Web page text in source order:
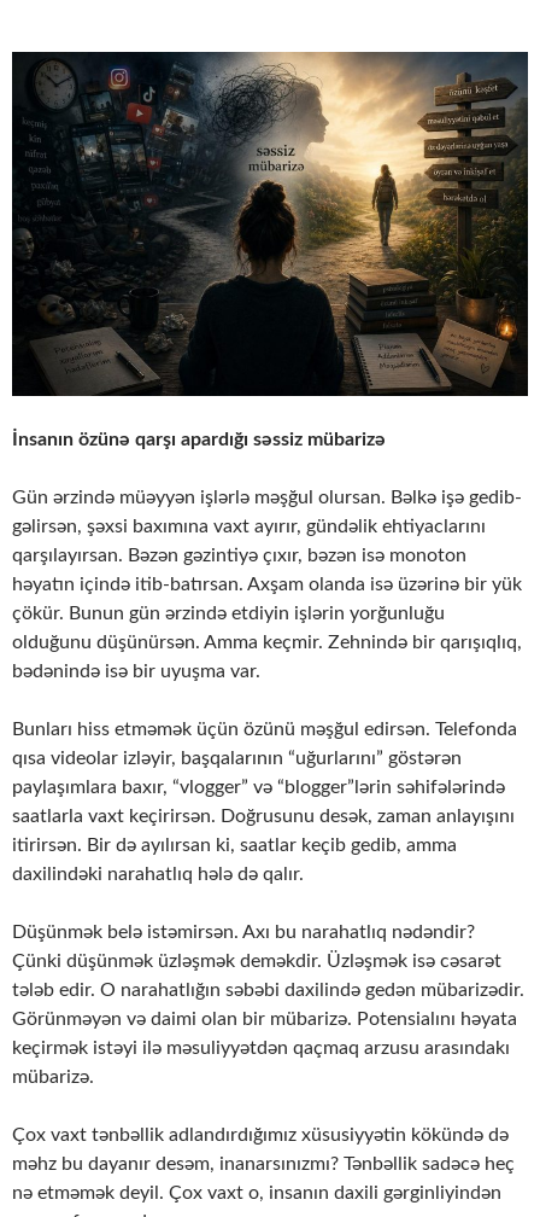
İnsanın özünə qarşı apardığı səssiz mübarizə
Gün ərzində müəyyən işlərlə məşğul olursan. Bəlkə işə gedib-
gəlirsən, şəxsi baxımına vaxt ayırır, gündəlik ehtiyaclarını
qarşılayırsan. Bəzən gəzintiyə çıxır, bəzən isə monoton
həyatın içində itib-batırsan. Axşam olanda isə üzərinə bir yük
çökür. Bunun gün ərzində etdiyin işlərin yorğunluğu
olduğunu düşünürsən. Amma keçmir. Zehnində bir qarışıqlıq,
bədənində isə bir uyuşma var.
Bunları hiss etməmək üçün özünü məşğul edirsən. Telefonda
qısa videolar izləyir, başqalarının “uğurlarını” göstərən
paylaşımlara baxır, “vlogger” və “blogger”lərin səhifələrində
saatlarla vaxt keçirirsən. Doğrusunu desək, zaman anlayışını
itirirsən. Bir də ayılırsan ki, saatlar keçib gedib, amma
daxilindəki narahatlıq hələ də qalır.
Düşünmək belə istəmirsən. Axı bu narahatlıq nədəndir?
Çünki düşünmək üzləşmək deməkdir. Üzləşmək isə cəsarət
tələb edir. O narahatlığın səbəbi daxilində gedən mübarizədir.
Görünməyən və daimi olan bir mübarizə. Potensialını həyata
keçirmək istəyi ilə məsuliyyətdən qaçmaq arzusu arasındakı
mübarizə.
Çox vaxt tənbəllik adlandırdığımız xüsusiyyətin kökündə də
məhz bu dayanır desəm, inanarsınızmı? Tənbəllik sadəcə heç
nə etməmək deyil. Çox vaxt o, insanın daxili gərginliyindən